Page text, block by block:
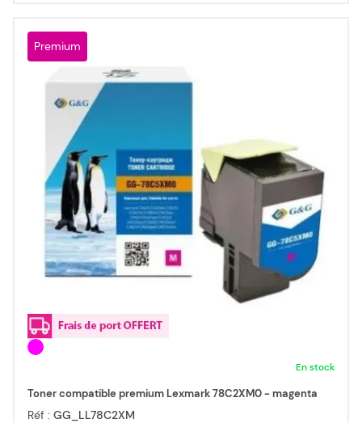
Premium
En stock
Toner compatible premium Lexmark 78C2XM0 - magenta
Réf : GG_LL78C2XM